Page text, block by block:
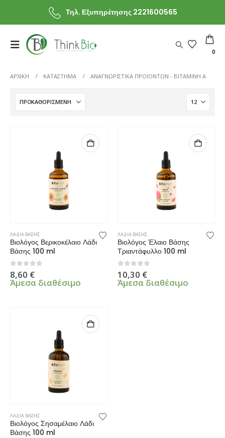
Τηλ. Εξυπηρέτησης 2221600565
0
ΑΡΧΙΚΗ ΚΑΤΆΣΤΗΜΑ ΑΝΑΓΝΩΡΙΣΤΙΚΆ ΠΡΟΪΌΝΤΩΝ - ΒΙΤΑΜΊΝΗ Α
ΛΑΔΙΑ ΒΑΣΗΣ
Βιολόγος Βερικοκέλαιο Λάδι
Βάσης 100 ml
0 από 5
8,60 €
Άμεσα διαθέσιμο
ΛΑΔΙΑ ΒΑΣΗΣ
Βιολόγος Έλαιο Βάσης
Τριαντάφυλλο 100 ml
0 από 5
10,30 €
Άμεσα διαθέσιμο
ΛΑΔΙΑ ΒΑΣΗΣ
Βιολόγος Σησαμέλαιο Λάδι
Βάσης 100 ml